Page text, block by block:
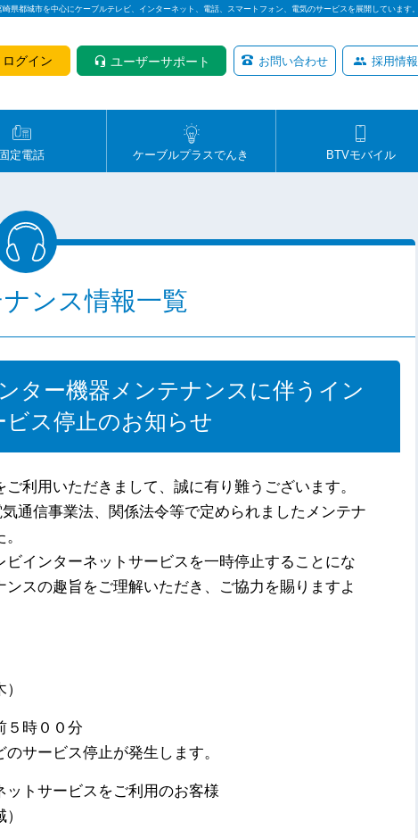
崎県都城市を中心にケーブルテレビ、インターネット、電話、スマートフォン、電気のサービスを展開しています。
ログイン ユーザーサポート お問い合わせ 採用情報
固定電話 ケーブルプラスでんき BTVモバイル
ンス情報一覧
ター機器メンテナンスに伴うイン
ス停止のお知らせ
利用いただきまして、誠に有り難うございます。
通信事業法、関係法令等で定められましたメンテナ
インターネットサービスを一時停止することにな
スの趣旨をご理解いただき、ご協力を賜りますよ
時００分
ス停止が発生します。
トサービスをご利用のお客様